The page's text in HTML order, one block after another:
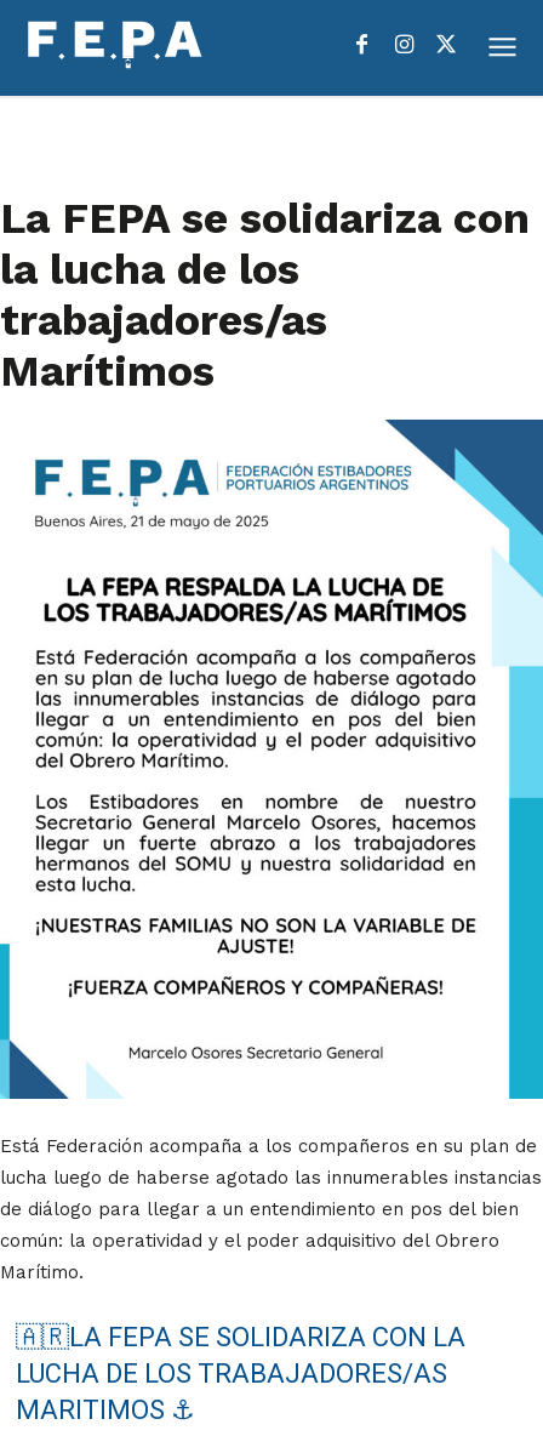
La FEPA se solidariza con
la lucha de los
trabajadores/as
Marítimos
Está Federación acompaña a los compañeros en su plan de
lucha luego de haberse agotado las innumerables instancias
de diálogo para llegar a un entendimiento en pos del bien
común: la operatividad y el poder adquisitivo del Obrero
Marítimo.
🇦🇷LA FEPA SE SOLIDARIZA CON LA
LUCHA DE LOS TRABAJADORES/AS
MARITIMOS ⚓️